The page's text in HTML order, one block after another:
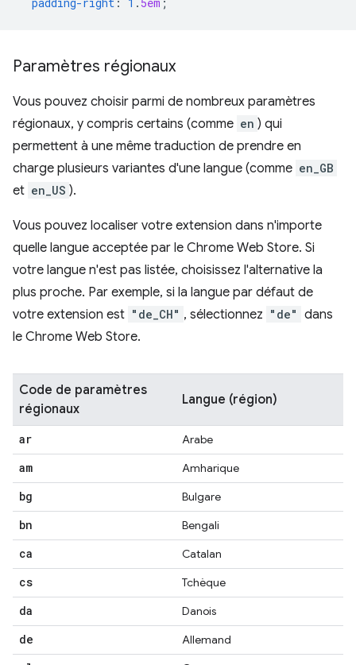
Paramètres régionaux
Vous pouvez choisir parmi de nombreux paramètres
régionaux, y compris certains (comme en ) qui
permettent à une même traduction de prendre en
charge plusieurs variantes d'une langue (comme en_GB
et en_US ).
Vous pouvez localiser votre extension dans n'importe
quelle langue acceptée par le Chrome Web Store. Si
votre langue n'est pas listée, choisissez l'alternative la
plus proche. Par exemple, si la langue par défaut de
votre extension est "de_CH" , sélectionnez "de" dans
le Chrome Web Store.
Code de paramètres
régionaux
Langue (région)
ar Arabe
am Amharique
bg Bulgare
bn Bengali
ca Catalan
cs Tchèque
da Danois
de Allemand